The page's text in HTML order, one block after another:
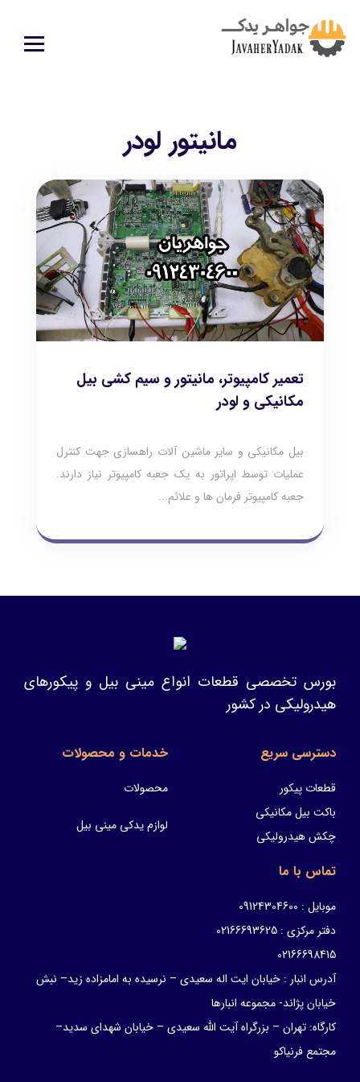
مانیتور لودر
تعمیر کامپیوتر، مانیتور و سیم کشی بیل
مکانیکی و لودر
بیل مکانیکی و سایر ماشین آلات راهسازی جهت کنترل
عملیات توسط اپراتور به یک جعبه کامپیوتر نیاز دارند.
جعبه کامپیوتر فرمان ها و علائم...
بورس تخصصی قطعات انواع مینی بیل و پیکورهای
هیدرولیکی در کشور
دسترسی سریع
قطعات پیکور
باکت بیل مکانیکی
چکش هیدرولیکی
خدمات و محصولات
محصولات
لوازم یدکی مینی بیل
تماس با ما
موبایل : 09124304600
دفتر مرکزی : 02166693625
02166698415
آدرس انبار : خیابان ایت اله سعیدی – نرسیده به امامزاده زید– نبش
خیابان پژاند- مجموعه انبارها
کارگاه: تهران – بزرگراه آیت الله سعیدی – خیابان شهدای سدید–
مجتمع فرنیاکو